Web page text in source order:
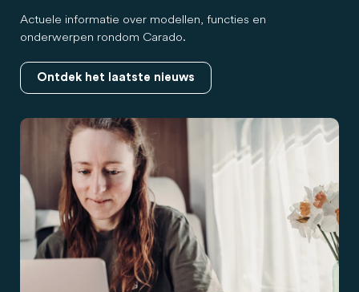
Actuele informatie over modellen, functies en
onderwerpen rondom Carado.
Ontdek het laatste nieuws